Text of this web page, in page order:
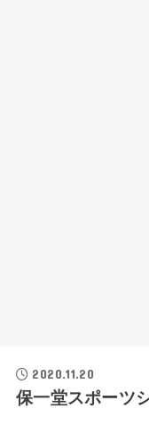
2020.11.20
保一堂スポーツ